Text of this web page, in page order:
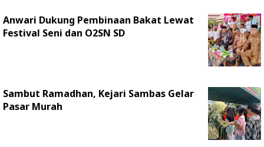
Anwari Dukung Pembinaan Bakat Lewat
Festival Seni dan O2SN SD
Sambut Ramadhan, Kejari Sambas Gelar
Pasar Murah